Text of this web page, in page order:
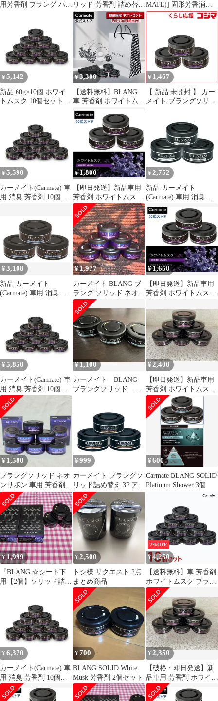
用芳香剤 ブラング パワ リッド 芳香剤 詰め替え
用 3個セット ホワイト
ムスク 車載用芳香剤
G21T
MATE)] 固形芳香消臭
剤 ブラングソリッド詰
¥ 5,142
新品 60g×10個 ホワイ
トムスク 10個セット 詰
香剤 車用 カーメイト
¥3,300
【送料無料】BLANG
車 芳香剤 ホワイトムス
ク プラチナサボン 福袋
数量限定 FR153S ブラ
ング ギフトセット 2026
お得 6個入り おすすめ
セット carmate (P07) コ
¥ 1,467
【 新品 未開封 】 カー
メイト ブラングソリッ
¥ 5,590
カーメイト(Carmate) 車
用 消臭 芳香剤 10個セ
¥1,800
【即日発送】新品車用
芳香剤 ホワイトムスク
3個入り
¥ 2,752
新品 カーメイト
(Carmate) 車用 消臭 芳
香剤 3個セット【 フェ
ザリーホワイト 】 ブラ
ング ソリッド 詰め替え
ドリンクホルダー ダッ
シュボード シート下 置
き型 【柔らかで上品な
ムスクの香り】 60g×3
個 G310T
¥3,108
新品 カーメイト
(Carmate) 車用 消臭 芳
グ ソリッド 詰め替え
ドリンクホルダー ダッ
シュボード シート下 置
き型 【使う人を選ばな
い清涼感のある香り】
60g×3個 G301T
¥1,977
カーメイト BLANG ブ
ラング ソリッド ネオン
サボン 6個セット
¥1,650
【即日発送】新品車用
芳香剤 ホワイトムスク
¥ 5,850
カーメイト(Carmate) 車
用 消臭 芳香剤 10個セ
ット【 ホワイトムスク
】 ブラング ソリッド
詰め替え ドリンクホル
ダー ダッシュボード シ
ート下 置き型 【オール
マイティで誰にでも愛
される香り】60g×10個
G21TEpms
¥1,100
カーメイト BLANG
ブラングソリッド プ
¥ 2,400
【即日発送】新品車用
芳香剤 ホワイトムスク
6個入り
¥ 1,580
ブラングソリッド ネオ
ンサボン 車用 芳香剤
消臭剤 BLANG 6個
¥ 999
カーメイト ブラングソ
リッド詰め替え 3P アバ
フィッチ 内容量60g×3
個 消臭剤入り セクシー
なムスクの香り G309T
¥600
Carmate BLANG SOLID
Platinum Shower 3個
¥1,999
『BLANG ☆シート下
用【2個】ソリッド詰め
¥2,500
トシ様 リクエスト 2点
まとめ商品
2%OFF
¥4,250
【送料無料】車 芳香剤
ホワイトムスク ブラン
グ G21TE ブラングソリ
ッド 詰替え お徳用 10
個 セット カーメイト
(R80)(P05) コー
ド:24528
¥ 6,370
カーメイト(Carmate) 車
用 消臭 芳香剤 10個セ
ット【 ホワイトムスク
】 ブラング ソリッド
¥700
BLANG SOLID White
Musk 芳香剤 2個セット
¥ 2,350
【破格・即日発送】新
品車用 芳香剤 ホワイト
ムスク 6個